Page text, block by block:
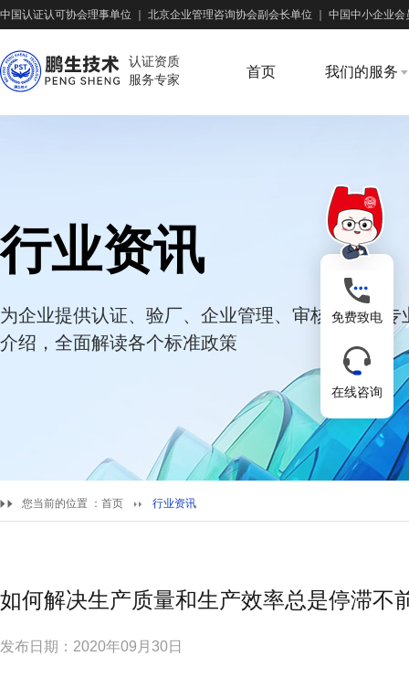
中国认证认可协会理事单位 北京企业管理咨询协会副会长单位 中国中小企业会
认证资质
服务专家
首页 我们的服务
行业资讯
为企业提供认证、验厂、企业管理、审核培训等专
介绍，全面解读各个标准政策
您当前的位置 ： 首页 行业资讯
如何解决生产质量和生产效率总是停滞不
发布日期：2020年09月30日
免费致电
在线咨询